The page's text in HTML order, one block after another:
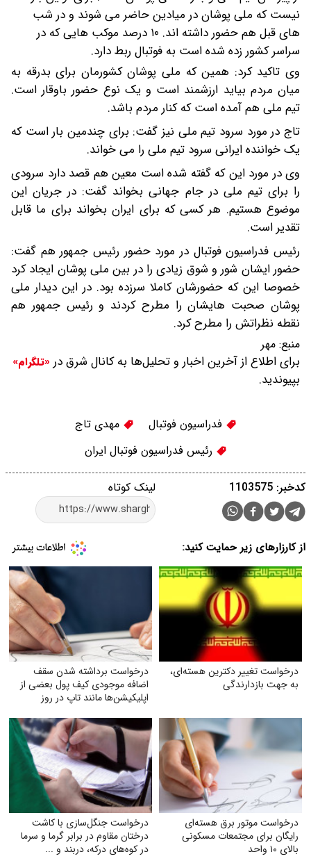
نیست که ملی پوشان در میادین حاضر می شوند و در شب
های قبل هم حضور داشته اند. ۱۰ درصد موکب هایی که در
سراسر کشور زده شده است به فوتبال ربط دارد.
وی تاکید کرد: همین که ملی پوشان کشورمان برای بدرقه به
میان مردم بیاید ارزشمند است و یک نوع حضور باوقار است.
تیم ملی هم آمده است که کنار مردم باشد.
تاج در مورد سرود تیم ملی نیز گفت: برای چندمین بار است که
یک خواننده ایرانی سرود تیم ملی را می خواند.
وی در مورد این که گفته شده است معین هم قصد دارد سرودی
را برای تیم ملی در جام جهانی بخواند گفت: در جریان این
موضوع هستیم. هر کسی که برای ایران بخواند برای ما قابل
تقدیر است.
رئیس فدراسیون فوتبال در مورد حضور رئیس جمهور هم گفت:
حضور ایشان شور و شوق زیادی را در بین ملی پوشان ایجاد کرد
خصوصا این که حضورشان کاملا سرزده بود. در این دیدار ملی
پوشان صحبت هایشان را مطرح کردند و رئیس جمهور هم
نقطه نظراتش را مطرح کرد.
منبع: مهر
برای اطلاع از آخرین اخبار و تحلیل‌ها به کانال شرق در «تلگرام»
بپیوندید.
فدراسیون فوتبال
مهدی تاج
رئیس فدراسیون فوتبال ایران
لینک کوتاه کدخبر: 1103575
از کارزارهای زیر حمایت کنید:
درخواست تغییر دکترین هسته‌ای،
به جهت بازدارندگی
درخواست برداشته شدن سقف
اضافه‌ موجودی کیف پول بعضی از
اپلیکیشن‌ها مانند تاپ در روز
درخواست موتور برق هسته‌ای
رایگان برای مجتمعات مسکونی
بالای ۱۰ واحد
درخواست جنگل‌سازی با کاشت
درختان مقاوم در برابر گرما و سرما
در کوه‌های درکه، دربند و ...